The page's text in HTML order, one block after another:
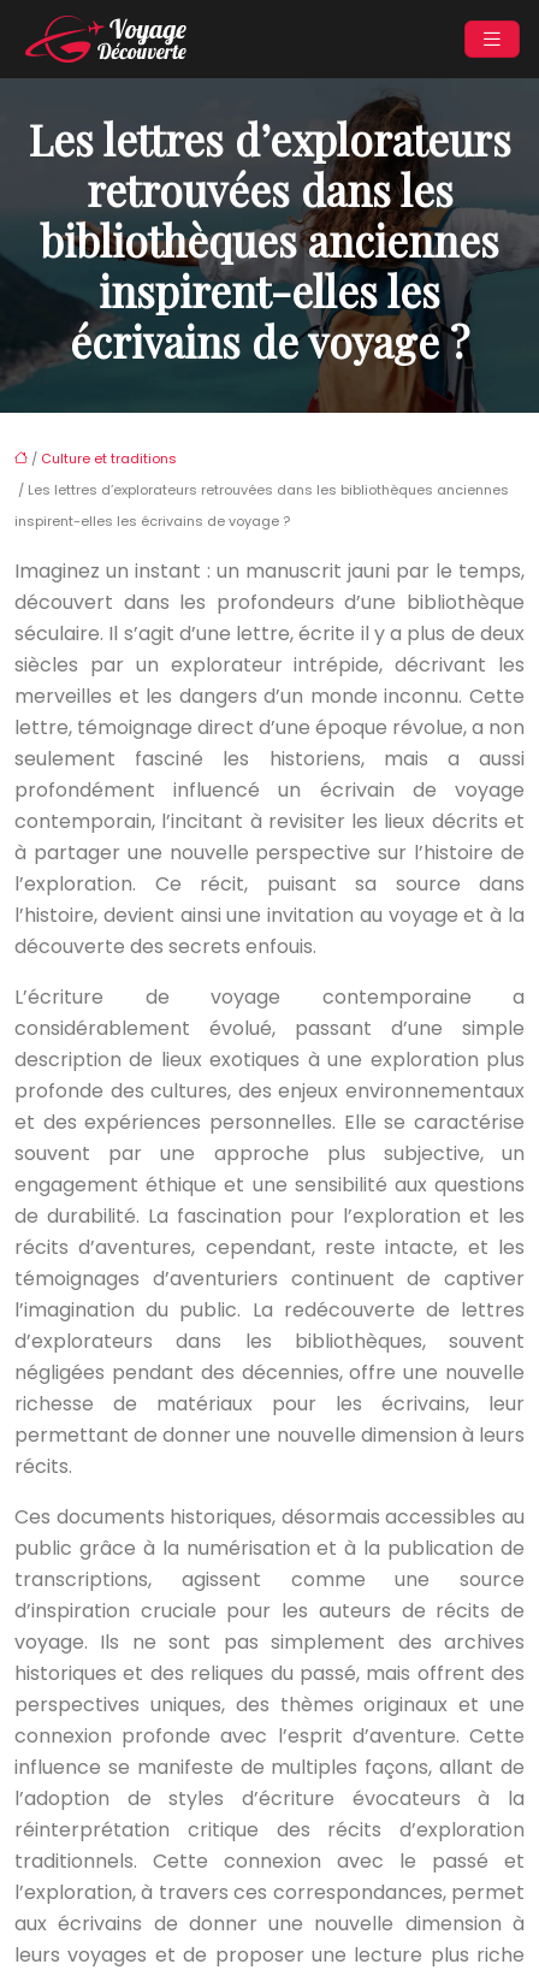
Les lettres d’explorateurs
retrouvées dans les
bibliothèques anciennes
inspirent-elles les
écrivains de voyage ?
/ Culture et traditions
/ Les lettres d’explorateurs retrouvées dans les bibliothèques anciennes
inspirent-elles les écrivains de voyage ?
Imaginez un instant : un manuscrit jauni par le temps,
découvert dans les profondeurs d’une bibliothèque
séculaire. Il s’agit d’une lettre, écrite il y a plus de deux
siècles par un explorateur intrépide, décrivant les
merveilles et les dangers d’un monde inconnu. Cette
lettre, témoignage direct d’une époque révolue, a non
seulement fasciné les historiens, mais a aussi
profondément influencé un écrivain de voyage
contemporain, l’incitant à revisiter les lieux décrits et
à partager une nouvelle perspective sur l’histoire de
l’exploration. Ce récit, puisant sa source dans
l’histoire, devient ainsi une invitation au voyage et à la
découverte des secrets enfouis.
L’écriture de voyage contemporaine a
considérablement évolué, passant d’une simple
description de lieux exotiques à une exploration plus
profonde des cultures, des enjeux environnementaux
et des expériences personnelles. Elle se caractérise
souvent par une approche plus subjective, un
engagement éthique et une sensibilité aux questions
de durabilité. La fascination pour l’exploration et les
récits d’aventures, cependant, reste intacte, et les
témoignages d’aventuriers continuent de captiver
l’imagination du public. La redécouverte de lettres
d’explorateurs dans les bibliothèques, souvent
négligées pendant des décennies, offre une nouvelle
richesse de matériaux pour les écrivains, leur
permettant de donner une nouvelle dimension à leurs
récits.
Ces documents historiques, désormais accessibles au
public grâce à la numérisation et à la publication de
transcriptions, agissent comme une source
d’inspiration cruciale pour les auteurs de récits de
voyage. Ils ne sont pas simplement des archives
historiques et des reliques du passé, mais offrent des
perspectives uniques, des thèmes originaux et une
connexion profonde avec l’esprit d’aventure. Cette
influence se manifeste de multiples façons, allant de
l’adoption de styles d’écriture évocateurs à la
réinterprétation critique des récits d’exploration
traditionnels. Cette connexion avec le passé et
l’exploration, à travers ces correspondances, permet
aux écrivains de donner une nouvelle dimension à
leurs voyages et de proposer une lecture plus riche